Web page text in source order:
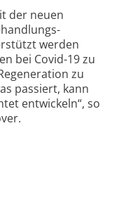
der neuen
werden
bei Covid-19 zu
zu
passiert, kann
entwickeln“, so